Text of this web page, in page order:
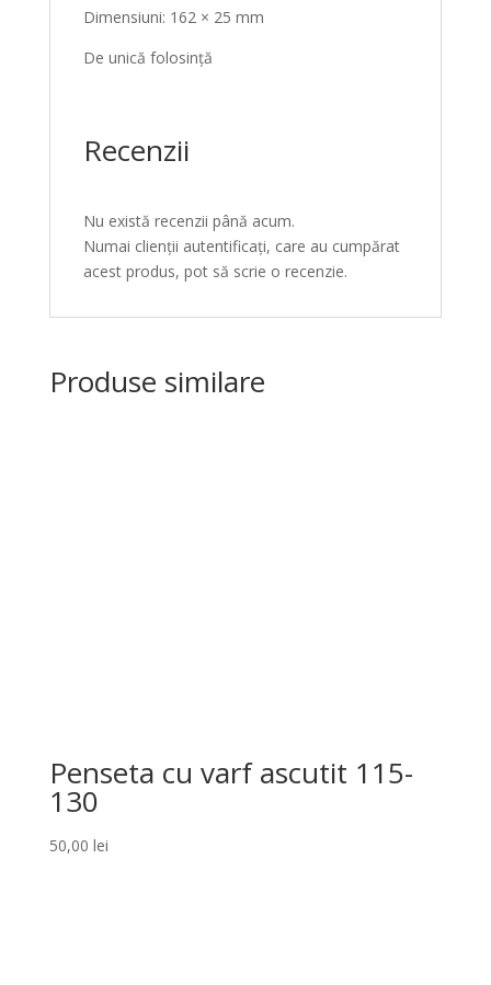
Dimensiuni: 162 × 25 mm
De unică folosință
Recenzii
Nu există recenzii până acum.
Numai clienții autentificați, care au cumpărat
acest produs, pot să scrie o recenzie.
Produse similare
Penseta cu varf ascutit 115-
130
50,00 lei